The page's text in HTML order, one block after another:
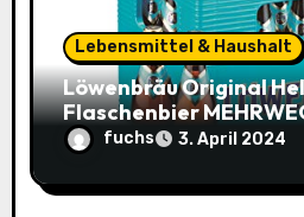
Lebensmittel & Haushalt
Löwenbräu Original
Flaschenbier
17,49€) – Ein typisches
Original zum Sparpreis
fuchs 3. April 2024